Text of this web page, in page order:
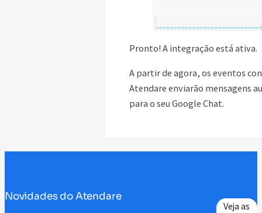
Pronto! A integração está ativa.
A partir de agora, os eventos
Atendare enviarão mensagens
para o seu Google Chat.
Novidades do Atendare
Veja as